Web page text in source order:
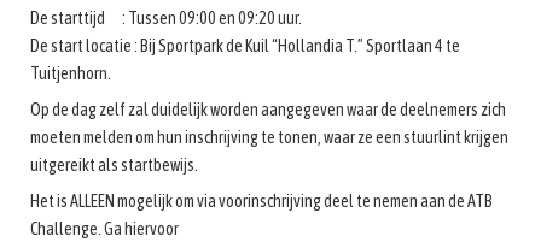
De starttijd : Tussen 09:00 en 09:20 uur.
De start locatie : Bij Sportpark de Kuil “Hollandia T.” Sportlaan 4 te
Tuitjenhorn.
Op de dag zelf zal duidelijk worden aangegeven waar de deelnemers zich
moeten melden om hun inschrijving te tonen, waar ze een stuurlint krijgen
uitgereikt als startbewijs.
Het is ALLEEN mogelijk om via voorinschrijving deel te nemen aan de ATB
Challenge. Ga hiervoor